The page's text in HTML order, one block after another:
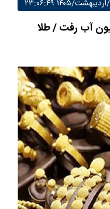
و سکه پنجشنبه 24 اردیبهشت ۱۴۰۵؛ سکه 1میلیون آب رفت / طلا